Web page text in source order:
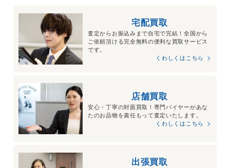
宅配買取
査定からお振込みまで自宅で完結！全国から
ご依頼頂ける完全無料の便利な買取サービス
です。
くわしくはこちら
店舗買取
安心・丁寧の対面買取！専門バイヤーがあな
たのお品物を責任もって査定いたします。
くわしくはこちら
出張買取